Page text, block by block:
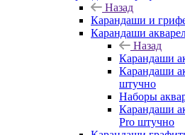
Назад
Карандаши и
Карандаши
Назад
Карандаши
Карандаши
штучно
Наборы
Карандаши
Pro штучно